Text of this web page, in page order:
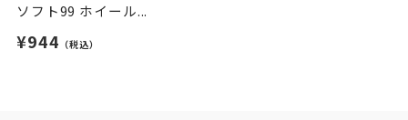
ソフト99 ホイール...
¥944 （税込）